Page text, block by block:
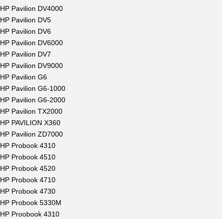
HP Pavilion DV4000
HP Pavilion DV5
HP Pavilion DV6
HP Pavilion DV6000
HP Pavilion DV7
HP Pavilion DV9000
HP Pavilion G6
HP Pavilion G6-1000
HP Pavilion G6-2000
HP Pavilion TX2000
HP PAVILION X360
HP Pavilion ZD7000
HP Probook 4310
HP Probook 4510
HP Probook 4520
HP Probook 4710
HP Probook 4730
HP Probook 5330M
HP Proobook 4310